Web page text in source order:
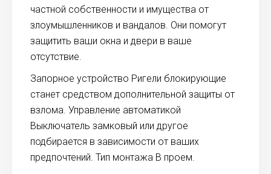
частной собственности и имущества от
злоумышленников и вандалов. Они помогут
защитить ваши окна и двери в ваше
отсутствие.
Запорное устройство Ригели блокирующие
станет средством дополнительной защиты от
взлома. Управление автоматикой
Выключатель замковый или другое
подбирается в зависимости от ваших
предпочтений. Тип монтажа В проем.